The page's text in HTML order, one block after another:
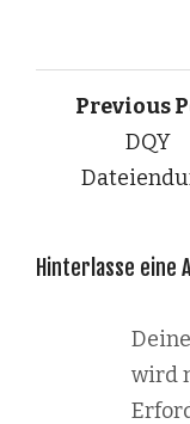
Previous
DQY
Hinterlasse eine
wird